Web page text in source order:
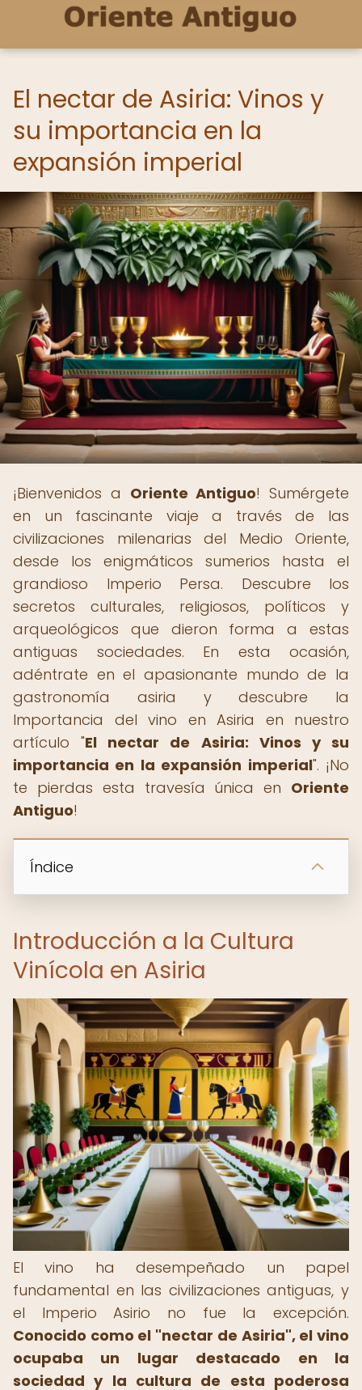
El nectar de Asiria: Vinos y
su importancia en la
expansión imperial
¡Bienvenidos a Oriente Antiguo! Sumérgete
en un fascinante viaje a través de las
civilizaciones milenarias del Medio Oriente,
desde los enigmáticos sumerios hasta el
grandioso Imperio Persa. Descubre los
secretos culturales, religiosos, políticos y
arqueológicos que dieron forma a estas
antiguas sociedades. En esta ocasión,
adéntrate en el apasionante mundo de la
gastronomía asiria y descubre la
Importancia del vino en Asiria en nuestro
artículo "El nectar de Asiria: Vinos y su
importancia en la expansión imperial". ¡No
te pierdas esta travesía única en Oriente
Antiguo!
Índice
Introducción a la Cultura
Vinícola en Asiria
El vino ha desempeñado un papel
fundamental en las civilizaciones antiguas, y
el Imperio Asirio no fue la excepción.
Conocido como el "nectar de Asiria", el vino
ocupaba un lugar destacado en la
sociedad y la cultura de esta poderosa